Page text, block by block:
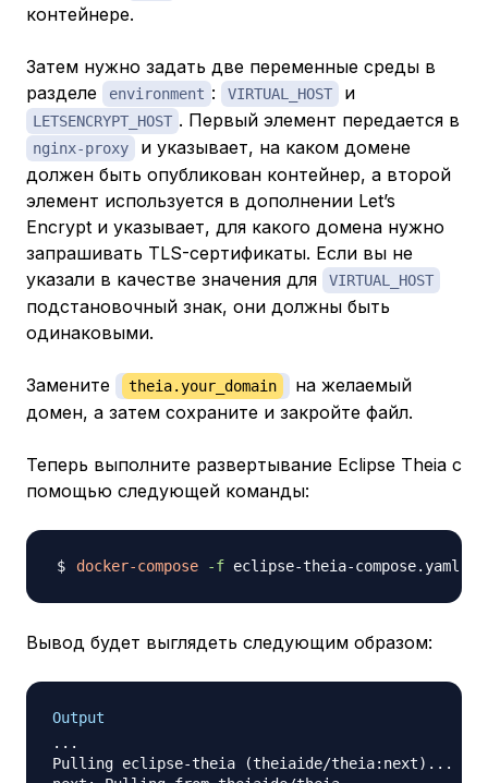
контейнере.
Затем нужно задать две переменные среды в
разделе
environment : VIRTUAL_HOST и
LETSENCRYPT_HOST . Первый элемент передается в
nginx-proxy
и указывает, на каком домене
должен быть опубликован контейнер, а второй
элемент используется в дополнении Let’s
Encrypt и указывает, для какого домена нужно
запрашивать TLS-сертификаты. Если вы не
указали в качестве значения для
VIRTUAL_HOST
подстановочный знак, они должны быть
одинаковыми.
Замените theia.your_domain
на желаемый
домен, а затем сохраните и закройте файл.
Теперь выполните развертывание Eclipse Theia с
помощью следующей команды:
docker-compose -f eclipse-theia-compose.yaml
Вывод будет выглядеть следующим образом:
Output
...
Pulling eclipse-theia (theiaide/theia:next)...